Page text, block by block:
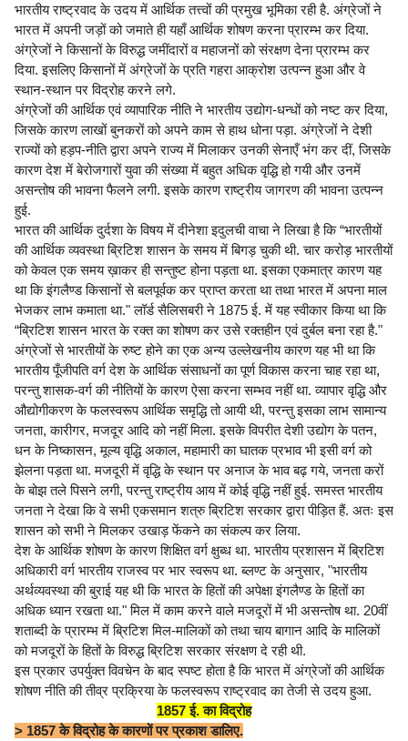
भारतीय राष्ट्रवाद के उदय में आर्थिक तत्त्वों की प्रमुख भूमिका रही है. अंग्रेजों ने
भारत में अपनी जड़ों को जमाते ही यहाँ आर्थिक शोषण करना प्रारम्भ कर दिया.
अंग्रेजों ने किसानों के विरुद्ध जमींदारों व महाजनों को संरक्षण देना प्रारम्भ कर
दिया. इसलिए किसानों में अंग्रेजों के प्रति गहरा आक्रोश उत्पन्न हुआ और वे
स्थान-स्थान पर विद्रोह करने लगे.
अंग्रेजों की आर्थिक एवं व्यापारिक नीति ने भारतीय उद्योग-धन्धों को नष्ट कर दिया,
जिसके कारण लाखों बुनकरों को अपने काम से हाथ धोना पड़ा. अंग्रेजों ने देशी
राज्यों को हड़प-नीति द्वारा अपने राज्य में मिलाकर उनकी सेनाएँ भंग कर दीं, जिसके
कारण देश में बेरोजगारों युवा की संख्या में बहुत अधिक वृद्धि हो गयी और उनमें
असन्तोष की भावना फैलने लगी. इसके कारण राष्ट्रीय जागरण की भावना उत्पन्न
हुई.
भारत की आर्थिक दुर्दशा के विषय में दीनेशा इदुलची वाचा ने लिखा है कि “भारतीयों
की आर्थिक व्यवस्था ब्रिटिश शासन के समय में बिगड़ चुकी थी. चार करोड़ भारतीयों
को केवल एक समय ख़ाकर ही सन्तुष्ट होना पड़ता था. इसका एकमात्र कारण यह
था कि इंगलैण्ड किसानों से बलपूर्वक कर प्राप्त करता था तथा भारत में अपना माल
भेजकर लाभ कमाता था." लॉर्ड सैलिसबरी ने 1875 ई. में यह स्वीकार किया था कि
“ब्रिटिश शासन भारत के रक्त का शोषण कर उसे रक्तहीन एवं दुर्बल बना रहा है."
अंग्रेजों से भारतीयों के रुष्ट होने का एक अन्य उल्लेखनीय कारण यह भी था कि
भारतीय पूँजीपति वर्ग देश के आर्थिक संसाधनों का पूर्ण विकास करना चाह रहा था,
परन्तु शासक-वर्ग की नीतियों के कारण ऐसा करना सम्भव नहीं था. व्यापार वृद्धि और
औद्योगीकरण के फलस्वरूप आर्थिक समृद्धि तो आयी थी, परन्तु इसका लाभ सामान्य
जनता, कारीगर, मजदूर आदि को नहीं मिला. इसके विपरीत देशी उद्योग के पतन,
धन के निष्कासन, मूल्य वृद्धि अकाल, महामारी का घातक प्रभाव भी इसी वर्ग को
झेलना पड़ता था. मजदूरी में वृद्धि के स्थान पर अनाज के भाव बढ़ गये, जनता करों
के बोझ तले पिसने लगी, परन्तु राष्ट्रीय आय में कोई वृद्धि नहीं हुई. समस्त भारतीय
जनता ने देखा कि वे सभी एकसमान शत्रु ब्रिटिश सरकार द्वारा पीड़ित हैं. अतः इस
शासन को सभी ने मिलकर उखाड़ फेंकने का संकल्प कर लिया.
देश के आर्थिक शोषण के कारण शिक्षित वर्ग क्षुब्ध था. भारतीय प्रशासन में ब्रिटिश
अधिकारी वर्ग भारतीय राजस्व पर भार स्वरूप था. ब्लण्ट के अनुसार, "भारतीय
अर्थव्यवस्था की बुराई यह थी कि भारत के हितों की अपेक्षा इंगलैण्ड के हितों का
अधिक ध्यान रखता था." मिल में काम करने वाले मजदूरों में भी असन्तोष था. 20वीं
शताब्दी के प्रारम्भ में ब्रिटिश मिल-मालिकों को तथा चाय बागान आदि के मालिकों
को मजदूरों के हितों के विरुद्ध ब्रिटिश सरकार संरक्षण दे रही थी.
इस प्रकार उपर्युक्त विवचेन के बाद स्पष्ट होता है कि भारत में अंग्रेजों की आर्थिक
शोषण नीति की तीव्र प्रक्रिया के फलस्वरूप राष्ट्रवाद का तेजी से उदय हुआ.
1857 ई. का विद्रोह
> 1857 के विद्रोह के कारणों पर प्रकाश डालिए.